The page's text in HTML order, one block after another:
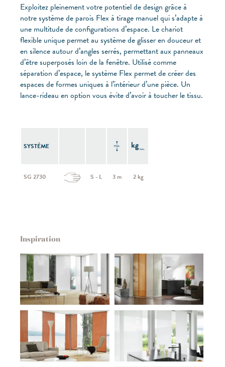
Exploitez pleinement votre potentiel de design grâce à
notre système de parois Flex à tirage manuel qui s’adapte à
une multitude de configurations d’espace. Le chariot
flexible unique permet au système de glisser en douceur et
en silence autour d’angles serrés, permettant aux panneaux
d’être superposés loin de la fenêtre. Utilisé comme
séparation d’espace, le système Flex permet de créer des
espaces de formes uniques à l’intérieur d’une pièce. Un
lance-rideau en option vous évite d’avoir à toucher le tissu.
SYSTÈME
SG 2730 S - L 3 m 2 kg
Inspiration